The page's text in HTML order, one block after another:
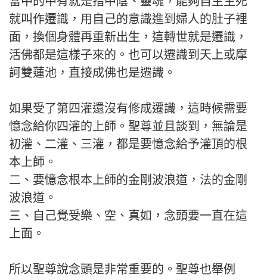
就叫作遷識，用自己的意識進到婦人的肚子裡
面，換個身體再重新出生，這轉世就是遷識，
活佛都是這樣子來的。也可以遷識到天上或摩
訶雙蓮池，直接成佛也是遷識。
如果受了第四灌還沒有修成遷識，這時候需要
憶念給你四灌的上師。聖尊並且談到，無論是
初灌、二灌、三灌，都是要憶念給予灌頂的根
本上師。
二、要憶念根本上師的金剛波浪道，法的金剛
波浪道。
三、自己覺受樂、空、真如，念頭要一直在這
上面。
所以聖尊說念頭是非常重要的。聖尊也舉例